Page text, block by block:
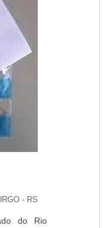
- RS
do Rio